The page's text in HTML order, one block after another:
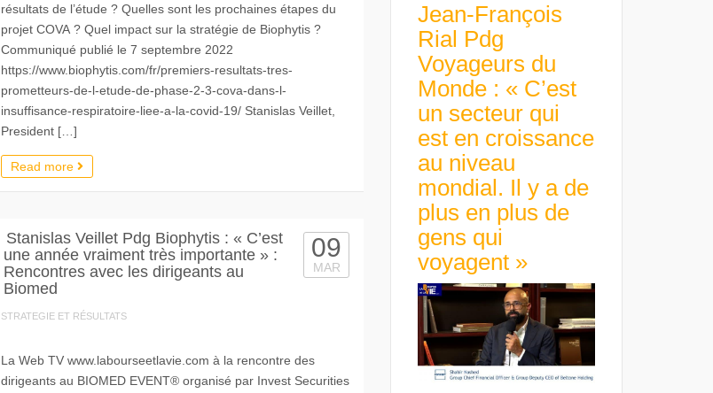
résultats de l’étude ? Quelles sont les prochaines étapes du
projet COVA ? Quel impact sur la stratégie de Biophytis ?
Communiqué publié le 7 septembre 2022
https://www.biophytis.com/fr/premiers-resultats-tres-
prometteurs-de-l-etude-de-phase-2-3-cova-dans-l-
insuffisance-respiratoire-liee-a-la-covid-19/ Stanislas Veillet,
President […]
Read more
Stanislas Veillet Pdg Biophytis : « C’est
une année vraiment très importante » :
Rencontres avec les dirigeants au
Biomed
STRATEGIE ET RÉSULTATS
09
MAR
La Web TV www.labourseetlavie.com à la rencontre des
dirigeants au BIOMED EVENT® organisé par Invest Securities
Jean-François
Rial Pdg
Voyageurs du
Monde : « C’est
un secteur qui
est en croissance
au niveau
mondial. Il y a de
plus en plus de
gens qui
voyagent »